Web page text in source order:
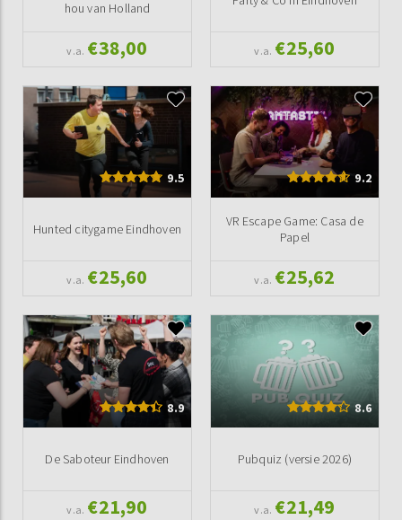
hou van Holland
v.a. €38,00 v.a. €25,60
9.5
Hunted citygame Eindhoven
v.a. €25,60
9.2
VR Escape Game: Casa de
Papel
v.a. €25,62
8.9
De Saboteur Eindhoven
v.a. €21,90
8.6
Pubquiz (versie 2026)
v.a. €21,49